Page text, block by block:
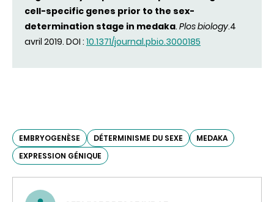
cell-specific genes prior to the sex-
determination stage in medaka. Plos biology.4
avril 2019. DOI : 10.1371/journal.pbio.3000185
EMBRYOGENÈSE DÉTERMINISME DU SEXE
MEDAKA
EXPRESSION GÉNIQUE